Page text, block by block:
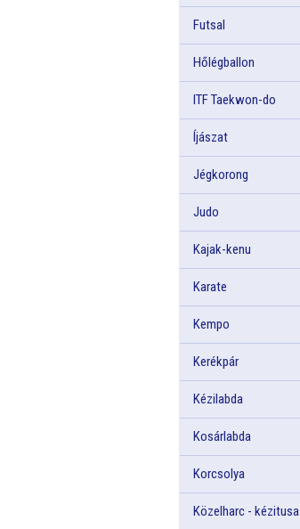
Futsal
Hőlégballon
ITF Taekwon-do
Íjászat
Jégkorong
Judo
Kajak-kenu
Karate
Kempo
Kerékpár
Kézilabda
Kosárlabda
Korcsolya
Közelharc - kézitusa